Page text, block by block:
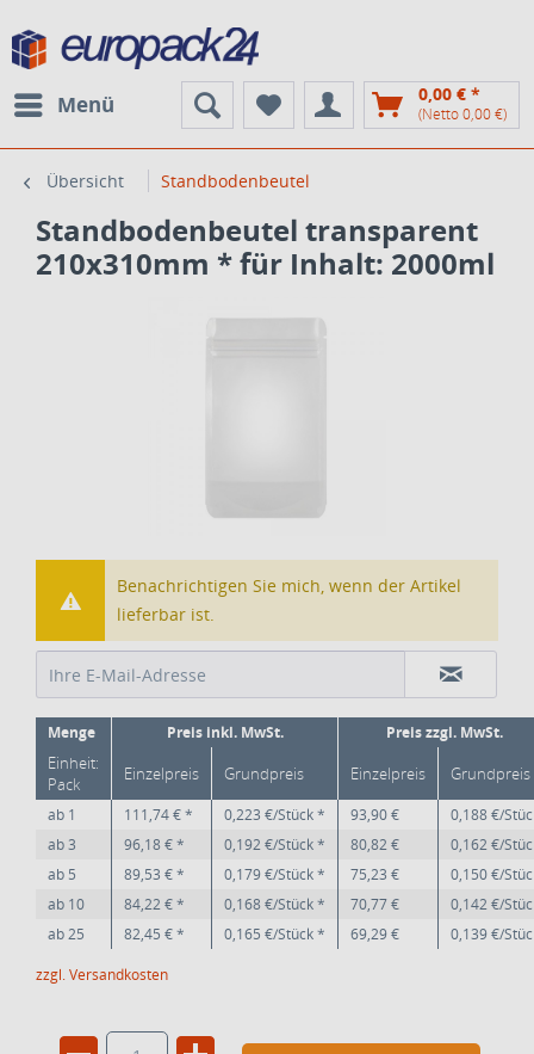
Menü 0,00 € *
(Netto 0,00 €)
Übersicht Standbodenbeutel
Standbodenbeutel transparent
210x310mm * für Inhalt: 2000ml
Benachrichtigen Sie mich, wenn der Artikel
lieferbar ist.
Menge Preis inkl. MwSt. Preis zzgl. MwSt.
Einheit:
Pack
Einzelpreis Grundpreis Einzelpreis Grundpreis
ab 1 111,74 € * 0,223 €/Stück * 93,90 €
0,188 €/
ab3 96,18 € * 0,192 €/Stück * 80,82 €
0,162 €/
ab 5 89,53 € * 0,179 €/Stück * 75,23 €
0,150 €/
ab 10 84,22 € * 0,168 €/Stück * 70,77 €
0,142 €/
ab25 82,45 € * 0,165 €/Stück * 69,29 €
0,139 €/
zzgl. Versandkosten